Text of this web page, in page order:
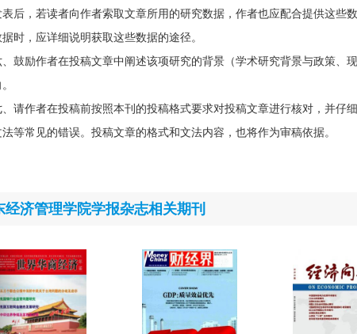
表后，若读者向作者索取文章所用的研究数据，作者也应配合提供这些
据时，应详细说明获取这些数据的途径。
、鼓励作者在投稿文章中阐述该项研究的背景（学术研究背景与政策、
、请作者在投稿前按照本刊的投稿格式要求对投稿文章进行核对，并仔
法等常见的错误。投稿文章的格式和文法内容，也将作为审稿依据。
经济管理学院学报杂志相关期刊